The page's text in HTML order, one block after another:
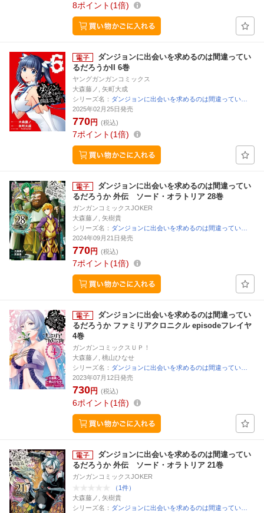
8ポイント 1倍
ダンジョンに出会いを求めるのは間違ってい
るだろうかII 6巻
ヤングガンガンコミックス
大森藤ノ, 矢町大成
シリーズ名： ダンジョンに出会いを求めるのは間違ってい…
2025年02月25日発売
770円 (税込)
7ポイント 1倍
ダンジョンに出会いを求めるのは間違ってい
るだろうか 外伝 ソード・オラトリア 28巻
ガンガンコミックスJOKER
大森藤ノ, 矢樹貴
シリーズ名： ダンジョンに出会いを求めるのは間違ってい…
2024年09月21日発売
770円 (税込)
7ポイント 1倍
ダンジョンに出会いを求めるのは間違ってい
るだろうか ファミリアクロニクル episodeフレイヤ
4巻
ガンガンコミックスＵＰ！
大森藤ノ, 桃山ひなせ
シリーズ名： ダンジョンに出会いを求めるのは間違ってい…
2023年07月12日発売
730円 (税込)
6ポイント 1倍
ダンジョンに出会いを求めるのは間違ってい
るだろうか 外伝 ソード・オラトリア 21巻
ガンガンコミックスJOKER
（1件）
大森藤ノ, 矢樹貴
シリーズ名： ダンジョンに出会いを求めるのは間違ってい…